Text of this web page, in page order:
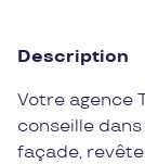
Description
Votre agence
conseille
façade,